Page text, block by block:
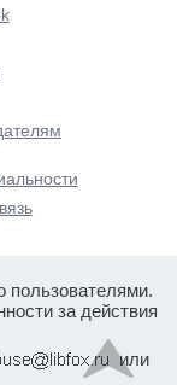
пользователями.
за действия
или